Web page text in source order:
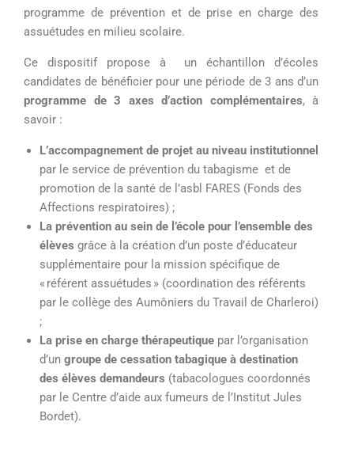
programme de prévention et de prise en charge des
assuétudes en milieu scolaire.
Ce dispositif propose à unéchantillond’écoles
candidatesde bénéficier pour une période de 3 ans d’un
programme de 3 axes d’action complémentaires, à
savoir :
L’accompagnement de projet au niveau institutionnel
par le service de prévention du tabagisme et de
promotion de la santé de l’asbl FARES (Fonds des
Affections respiratoires) ;
La prévention au sein de l’école pour l’ensemble des
élèves grâce à la création d’un poste d’éducateur
supplémentaire pour la mission spécifique de
« référent assuétudes » (coordination des référents
par le collège des Aumôniers du Travail de Charleroi)
;
La prise en charge thérapeutique par l’organisation
d’un groupe de cessation tabagique à destination
des élèves demandeurs (tabacologues coordonnés
par le Centre d’aide aux fumeurs de l’Institut Jules
Bordet).